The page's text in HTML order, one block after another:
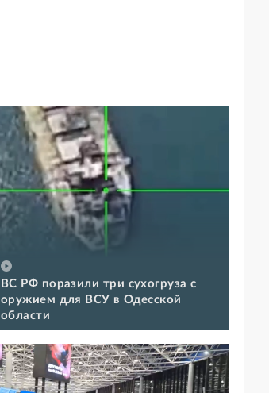
ВС РФ поразили три сухогруза с
оружием для ВСУ в Одесской
области